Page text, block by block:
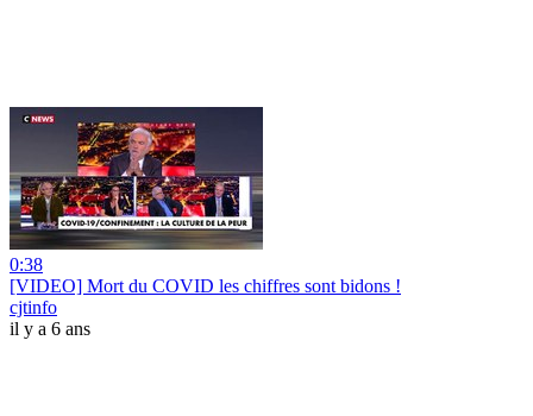
0:38
[VIDEO] Mort du COVID les chiffres sont bidons !
cjtinfo
il y a 6 ans